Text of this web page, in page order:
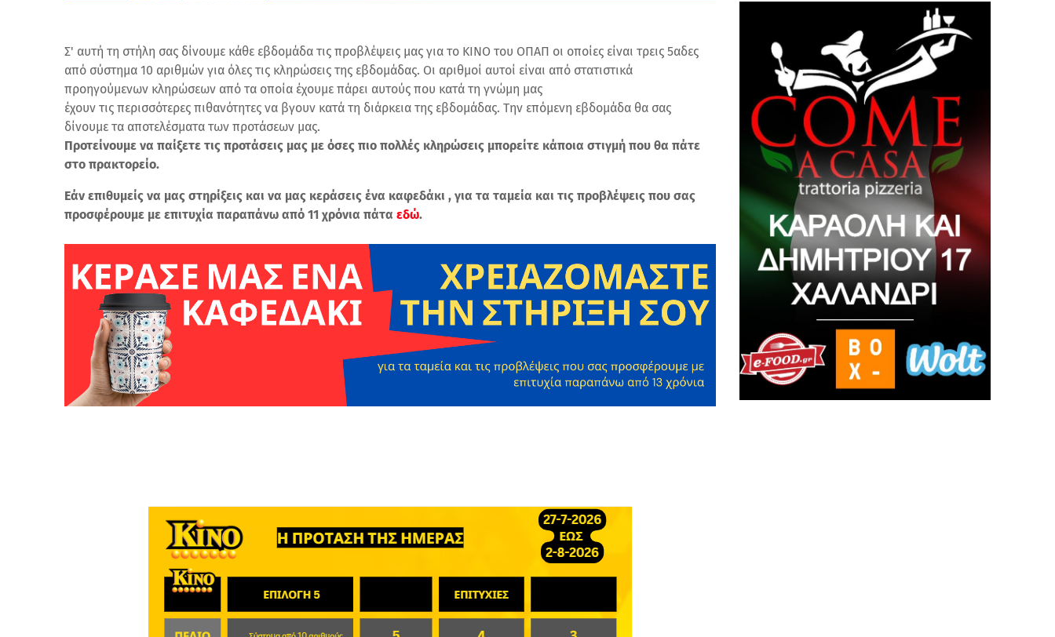
Σ' αυτή τη στήλη σας δίνουμε κάθε εβδομάδα τις προβλέψεις μας για το ΚΙΝΟ του ΟΠΑΠ οι οποίες είναι τρεις 5αδες
από σύστημα 10 αριθμών για όλες τις κληρώσεις της εβδομάδας. Οι αριθμοί αυτοί είναι από στατιστικά
προηγούμενων κληρώσεων από τα οποία έχουμε πάρει αυτούς που κατά τη γνώμη μας
έχουν τις περισσότερες πιθανότητες να βγουν κατά τη διάρκεια της εβδομάδας. Την επόμενη εβδομάδα θα σας
δίνουμε τα αποτελέσματα των προτάσεων μας.
Προτείνουμε να παίξετε τις προτάσεις μας με όσες πιο πολλές κληρώσεις μπορείτε κάποια στιγμή που θα πάτε
στο πρακτορείο.
Εάν επιθυμείς να μας στηρίξεις και να μας κεράσεις ένα καφεδάκι , για τα ταμεία και τις προβλέψεις που σας
προσφέρουμε με επιτυχία παραπάνω από 11 χρόνια πάτα εδώ.